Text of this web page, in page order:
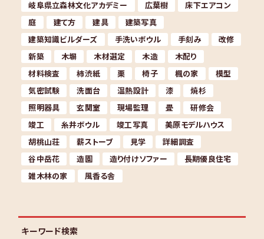
岐阜県立森林文化アカデミー
広葉樹
床下エアコン
庭
建て方 建具
建築写真
建築知識ビルダーズ
手洗いボウル 手刻み
改修
新築
木塀 木材選定 木造
木配り
材料検査
柿渋紙 栗 椅子 楓の家
模型
気密試験
洗面台 温熱設計 漆
焼杉
照明器具
玄関室 現場監理 畳
研修会
竣工
糸井ボウル 竣工写真
美原モデルハウス
胡桃山荘
薪ストーブ 見学
詳細調査
谷中岳花
造園 造り付けソファー
長期優良住宅
雑木林の家
風香る舎
キーワード検索